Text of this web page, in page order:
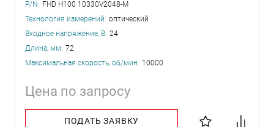
P/N: FHD H100 10330V2048-M
Технология измерений: оптический
Входное напряжение, В: 24
Длина, мм: 72
Максимальная скорость, об/мин: 10000
Цена по запросу
ПОДАТЬ ЗАЯВКУ